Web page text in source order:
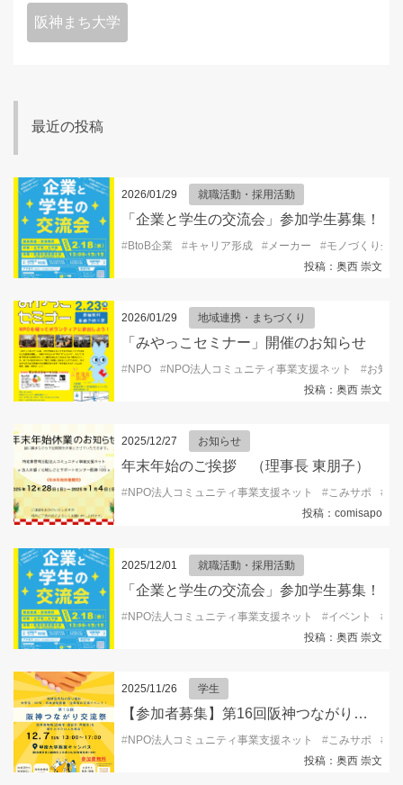
阪神まち大学
最近の投稿
2026/01/29 就職活動・採用活動
「企業と学生の交流会」参加学生募集！
#BtoB企業 #キャリア形成 # メーカー #モノづくり企業
投稿：奥西 崇文
2026/01/29 地域連携・まちづくり
「みやっこセミナー」開催のお知らせ
#NPO #NPO法人コミュニティ事業支援ネット #お知ら
投稿：奥西 崇文
2025/12/27 お知らせ
年末年始のご挨拶 （理事長 東朋子）
#NPO法人コミュニティ事業支援ネット #こみサポ #
投稿：comisapo
2025/12/01 就職活動・採用活動
「企業と学生の交流会」参加学生募集！
#NPO法人コミュニティ事業支援ネット #イベント #
投稿：奥西 崇文
2025/11/26 学生
【参加者募集】第16回阪神つながり交流祭2025
#NPO法人コミュニティ事業支援ネット #こみサポ #
投稿：奥西 崇文